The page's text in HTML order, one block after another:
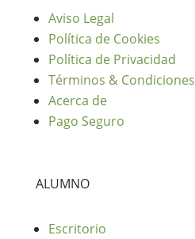
Aviso Legal
Política de Cookies
Política de Privacidad
Términos & Condiciones
Acerca de
Pago Seguro
ALUMNO
Escritorio